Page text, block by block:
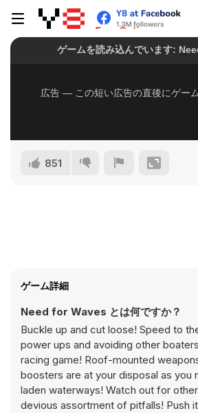
851
ゲーム詳細
Need for Waves とは何ですか？
Buckle up and cut loose! Speed to
power ups and avoiding other
racing game! Roof-mounted
boosters are at your disposal as you
laden waterways! Watch out for
devious assortment of pitfalls! Push